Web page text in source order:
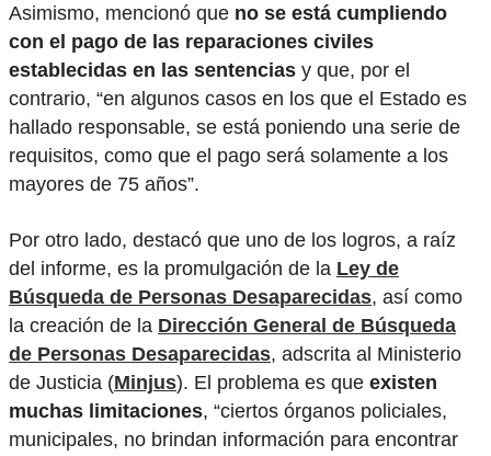
Asimismo, mencionó que no se está cumpliendo
con el pago de las reparaciones civiles
establecidas en las sentencias y que, por el
contrario, “en algunos casos en los que el Estado es
hallado responsable, se está poniendo una serie de
requisitos, como que el pago será solamente a los
mayores de 75 años”.
Por otro lado, destacó que uno de los logros, a raíz
del informe, es la promulgación de la Ley de
Búsqueda de Personas Desaparecidas, así como
la creación de la Dirección General de Búsqueda
de Personas Desaparecidas, adscrita al Ministerio
de Justicia (Minjus). El problema es que existen
muchas limitaciones, “ciertos órganos policiales,
municipales, no brindan información para encontrar